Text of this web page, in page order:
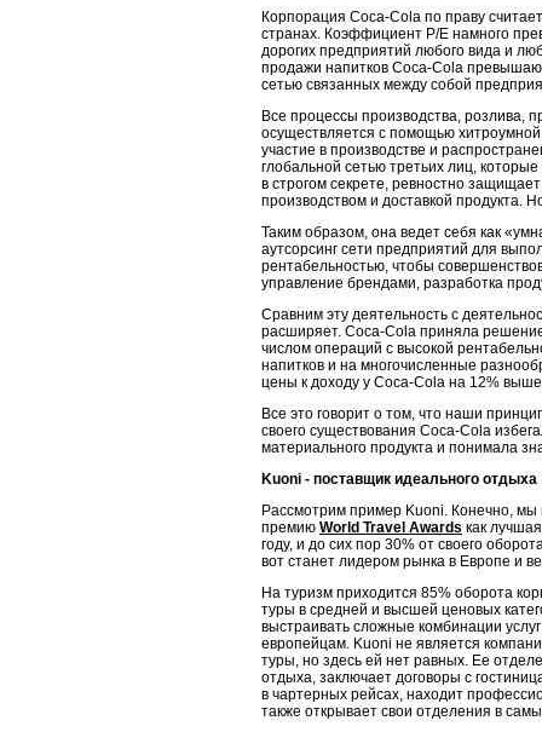
Корпорация Coca-Cola по праву
странах. Коэффициент Р/Е намного
дорогих предприятий любого вида и
продажи напитков Coca-Cola
сетью связанных между со­бой
Все процессы производства, розлива,
осуществляется с помощью
участие в производстве и
глобальной сетью треть­их лиц,
в строгом секрете, ревностно
производством и доставкой продукта.
Таким образом, она ведет себя как
аутсорсинг сети предприятий для
рентабельностью, чтобы
управление брендами, разра­ботка
Сравним эту деятельность с
расширяет. Coca-Cola приняла
числом операций с высокой
напитков и на многочисленные
цены к доходу у Coca-Cola на 12%
Все это говорит о том, что наши
своего существования Coca-Cola
материального продукта и понимала
Kuoni - поставщик идеального отдыха
Рассмотрим пример Kuoni. Конечно, мы
премию World Travel Awards как
году, и до сих пор 30% от своего
вот станет лидером рынка в Европе и
На туризм приходится 85% оборота
туры в средней и высшей ценовых
выстраивать сложные комбинации
европейцам. Kuoni не является
туры, но здесь ей нет равных. Ее
отдыха, за­ключает договоры с
в чартерных рейсах, находит
также открывает свои отделения в